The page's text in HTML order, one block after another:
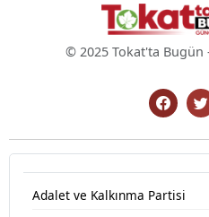
© 2025 Tokat'ta Bugün
Adalet ve Kalkınma Partisi